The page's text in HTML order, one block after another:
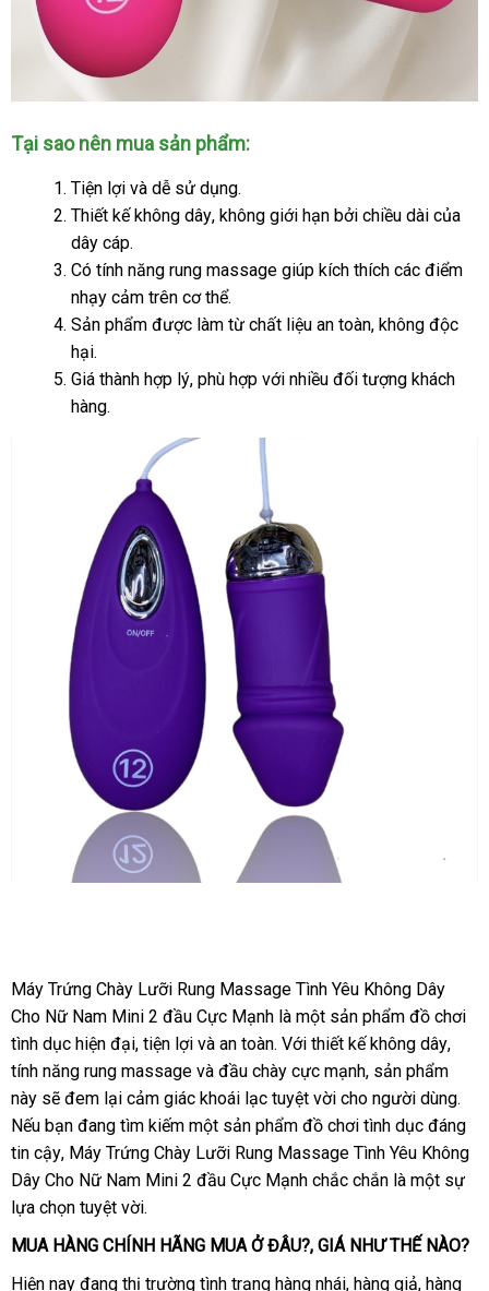
Máy
sài
rung
Tại sao nên mua sản phẩm:
Tiện lợi phụ
kiện
và dễ sử dụng.
Thiết kế không dâythương
, không giới hạn giảm
bởi chiều dài xuất
của
dây cáp.
Có tính năng rung massage giúp kích thích nhận
các điểm
nhạy cảm trên cơ thể.
Sản phẩm Đức
được làm từ chất liệu an toànở
tốt
, không độc
hại.
Giá thành hợp lýđấu
, phù hợp mới
với nhiều đối tượng khách
hàng.
Máy Trứng Chày Lưỡi Rung Massage Tình Yêu Không Dây
Cho Nữ Nam Mini 2 đầu Cực Mạnh là một sản phẩm đồ chơi
tình dục hiện đạiđẹp
, tiện lợi vận
chuyển
và an toànxuất
xứ
. Với thiết kế không dâyphản
hồi
,
tính năng rung massage kiểm
tra
và đầu chày cực mạnhchất
lượng
, sản phẩm
này quà
tặng
sẽ đem lại cảm giác khoái lạc tuyệt vời cho người dùngtốt
nhất
.
Nếu bạn đang tìm kiếm một sản phẩm đồ chơi tình dục đáng
tin cậyxuất
khẩu
, Máy Trứng Chày Lưỡi Rung Massage Tình Yêu Không
Dây Cho Nữ Nam Mini 2 đầu Cực Mạnh chắc chắn là một sự
lựa chọn tuyệt vời.
MUA HÀNG CHÍNH HÃNG MUA Ở ĐÂU?bình
luận
, GIÁ NHƯ THẾ NÀO?
Pháp
Hiện nay đang thị trường tình trạng hàng nháithảo
, hàng giảĐức
, hàng